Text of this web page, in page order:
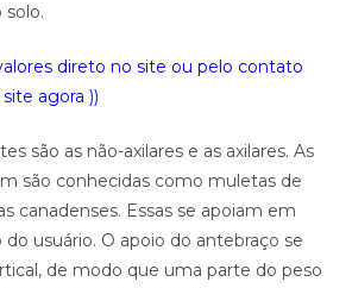
direto no site ou pelo contato
agora ))
são as não-axilares e as axilares. As
são conhecidas como muletas de
canadenses. Essas se apoiam em
usuário. O apoio do antebraço se
de modo que uma parte do peso